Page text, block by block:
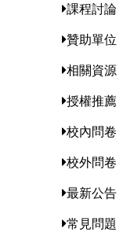
課程討論
贊助單位
相關資源
授權推薦
校內問卷
校外問卷
最新公告
常見問題